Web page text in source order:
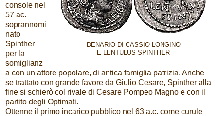
DENARIO DI CASSIO LONGINO
E LENTULUS SPINTHER
console nel
57 ac.
soprannomi
nato
Spinther
per la
somiglianz
a con un attore popolare, di antica famiglia patrizia. Anche
se trattato con grande favore da Giulio Cesare, Spinther alla
fine si schierò col rivale di Cesare Pompeo Magno e con il
partito degli Optimati.
Ottenne il primo incarico pubblico nel 63 a.c. come curule